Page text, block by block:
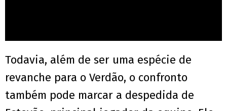
Todavia, além de ser uma espécie de
revanche para o Verdão, o confronto
também pode marcar a despedida de